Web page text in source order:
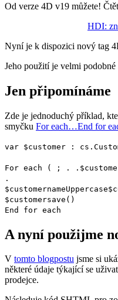
Od verze 4D v19 můžete!
HDI:
Nyní je k dispozici nový tag
Jeho použití je velmi podobné
Jen připomínáme
Zde je jednoduchý příklad,
smyčku For each…End for
var $customer : cs .
For each ( ; . .
.
$customernameUppercase
$customersave()
End for each
A nyní použijme
V tomto blogpostu jsme si
některé údaje týkající se
prodejce.